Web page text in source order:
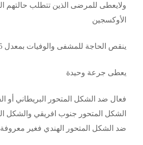
ولايعطى للمرضى الذين تتطلب حالتهم
الأوكسجين
ينقص الحاجة للمشفى والوفيات بمعدل 85%
يعطى جرعة وحيدة
فعال ضد الشكل المتحور البريطاني أو
الشكل المتحور جنوب افريقي والشكل
ضد الشكل المتحور الهندي فغير معروفة